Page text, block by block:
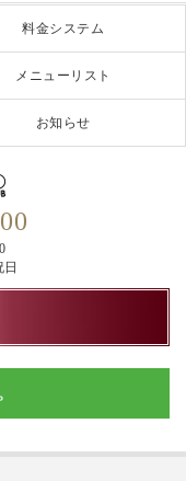
料金システム
メニューリスト
お知らせ